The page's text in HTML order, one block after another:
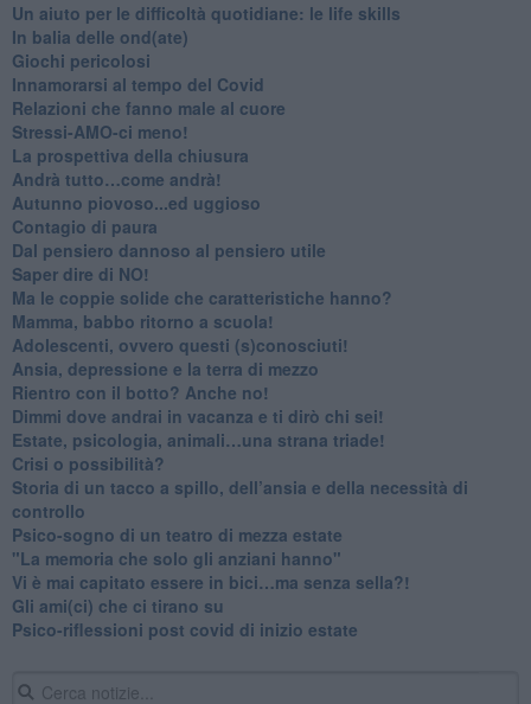
Un aiuto per le difficoltà quotidiane: le life skills
​In balia delle ond(ate)
Giochi pericolosi
Innamorarsi al tempo del Covid
​Relazioni che fanno male al cuore
​Stressi-AMO-ci meno!
​La prospettiva della chiusura
​Andrà tutto…come andrà!
Autunno piovoso...ed uggioso
​Contagio di paura
​Dal pensiero dannoso al pensiero utile
​Saper dire di NO!
​Ma le coppie solide che caratteristiche hanno?
​Mamma, babbo ritorno a scuola!
Adolescenti, ovvero questi (s)conosciuti!
Ansia, depressione e la terra di mezzo
​Rientro con il botto? Anche no!
Dimmi dove andrai in vacanza e ti dirò chi sei!
​Estate, psicologia, animali…una strana triade!
​Crisi o possibilità?
​Storia di un tacco a spillo, dell’ansia e della necessità di
controllo
​Psico-sogno di un teatro di mezza estate
"La memoria che solo gli anziani hanno"
​Vi è mai capitato essere in bici…ma senza sella?!
​Gli ami(ci) che ci tirano su
Psico-riflessioni post covid di inizio estate